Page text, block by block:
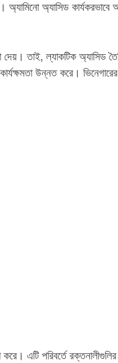
অ্যামিনো অ্যাসিড কার্যকরভাবে
দেয়। তাই, ল্যাকটিক অ্যাসিড
উন্নত করে। ভিনেগারের
এটি পরিবর্তে রক্তনালীগুলির